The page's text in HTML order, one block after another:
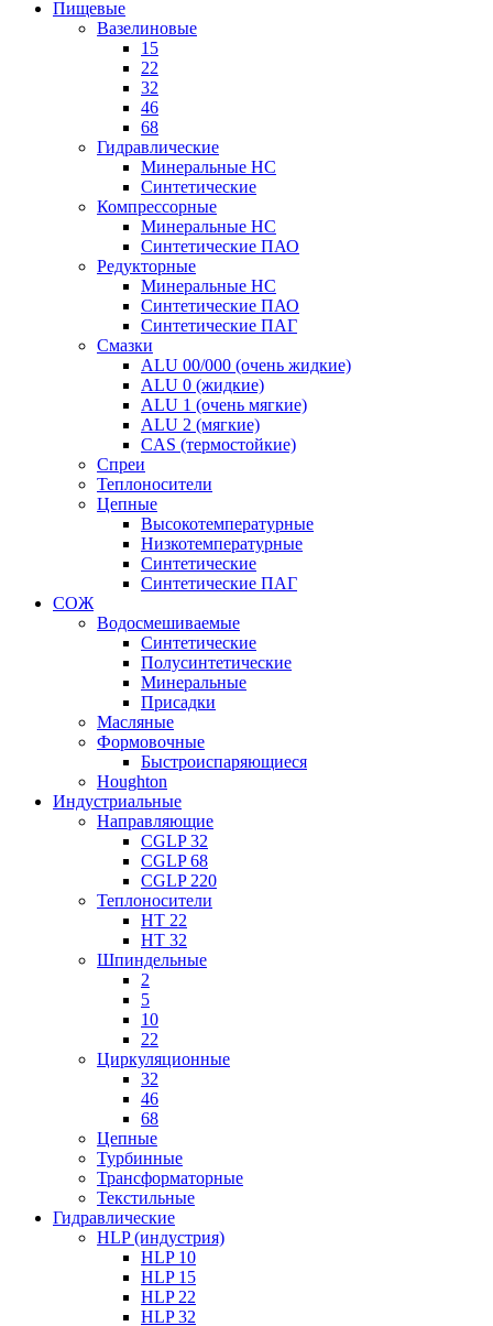
Пищевые
Вазелиновые
15
22
32
46
68
Гидравлические
Минеральные HC
Синтетические
Компрессорные
Минеральные HC
Синтетические ПАО
Редукторные
Минеральные HC
Синтетические ПАО
Синтетические ПАГ
Смазки
ALU 00/000 (очень жидкие)
ALU 0 (жидкие)
ALU 1 (очень мягкие)
ALU 2 (мягкие)
CAS (термостойкие)
Спреи
Теплоносители
Цепные
Высокотемпературные
Низкотемпературные
Синтетические
Синтетические ПАГ
СОЖ
Водосмешиваемые
Синтетические
Полусинтетические
Минеральные
Присадки
Масляные
Формовочные
Быстроиспаряющиеся
Houghton
Индустриальные
Направляющие
CGLP 32
CGLP 68
CGLP 220
Теплоносители
HT 22
HT 32
Шпиндельные
2
5
10
22
Циркуляционные
32
46
68
Цепные
Турбинные
Трансформаторные
Текстильные
Гидравлические
HLP (индустрия)
HLP 10
HLP 15
HLP 22
HLP 32